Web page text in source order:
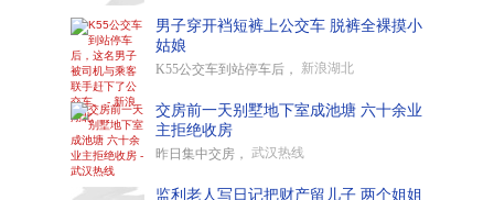
男子穿开裆短裤上公交车 脱裤全裸摸小
姑娘
K55公交车到站停车后， 新浪湖北
交房前一天别墅地下室成池塘 六十余业
主拒绝收房
昨日集中交房， 武汉热线
监利老人写日记把财产留儿子 两个姐姐